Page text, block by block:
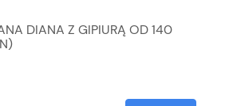
DIANA Z GIPIURĄ OD 140